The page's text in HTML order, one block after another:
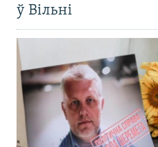
ў Вільні